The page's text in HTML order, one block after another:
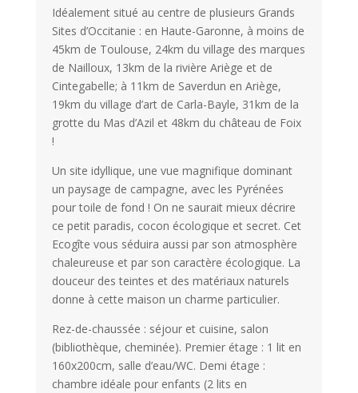
Idéalement situé au centre de plusieurs Grands
Sites d’Occitanie : en Haute-Garonne, à moins de
45km de Toulouse, 24km du village des marques
de Nailloux, 13km de la rivière Ariège et de
Cintegabelle; à 11km de Saverdun en Ariège,
19km du village d’art de Carla-Bayle, 31km de la
grotte du Mas d’Azil et 48km du château de Foix
!
Un site idyllique, une vue magnifique dominant
un paysage de campagne, avec les Pyrénées
pour toile de fond ! On ne saurait mieux décrire
ce petit paradis, cocon écologique et secret. Cet
Ecogîte vous séduira aussi par son atmosphère
chaleureuse et par son caractère écologique. La
douceur des teintes et des matériaux naturels
donne à cette maison un charme particulier.
Rez-de-chaussée : séjour et cuisine, salon
(bibliothèque, cheminée). Premier étage : 1 lit en
160x200cm, salle d’eau/WC. Demi étage :
chambre idéale pour enfants (2 lits en